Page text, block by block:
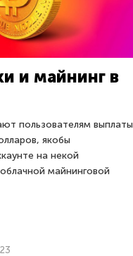
и майнинг в
пользователям выплаты
якобы
на некой
майнинговой